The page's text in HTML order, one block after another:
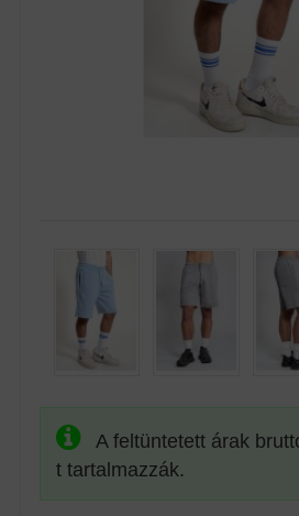
A feltüntetett árak
t tartalmazzák.